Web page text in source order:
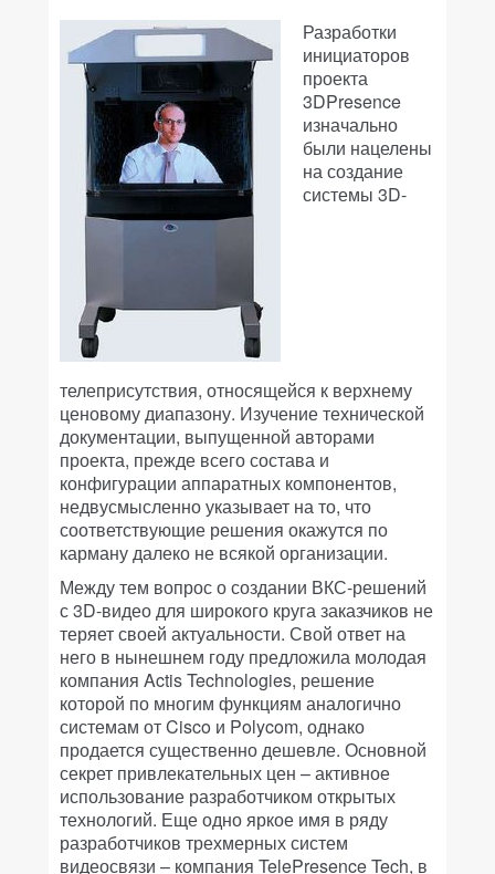
Разработки
инициаторов
проекта
3DPresence
изначально
были нацелены
на создание
системы 3D-
телеприсутствия, относящейся к верхнему
ценовому диапазону. Изучение технической
документации, выпущенной авторами
проекта, прежде всего состава и
конфигурации аппаратных компонентов,
недвусмысленно указывает на то, что
соответствующие решения окажутся по
карману далеко не всякой организации.
Между тем вопрос о создании ВКС-решений
с 3D-видео для широкого круга заказчиков не
теряет своей актуальности. Свой ответ на
него в нынешнем году предложила молодая
компания Actis Technologies, решение
которой по многим функциям аналогично
системам от Cisco и Polycom, однако
продается существенно дешевле. Основной
секрет привлекательных цен – активное
использование разработчиком открытых
технологий. Еще одно яркое имя в ряду
разработчиков трехмерных систем
видеосвязи – компания TelePresence Tech, в